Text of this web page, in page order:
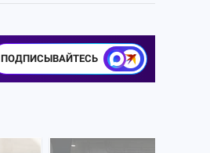
ПОДПИСЫВАЙТЕСЬ